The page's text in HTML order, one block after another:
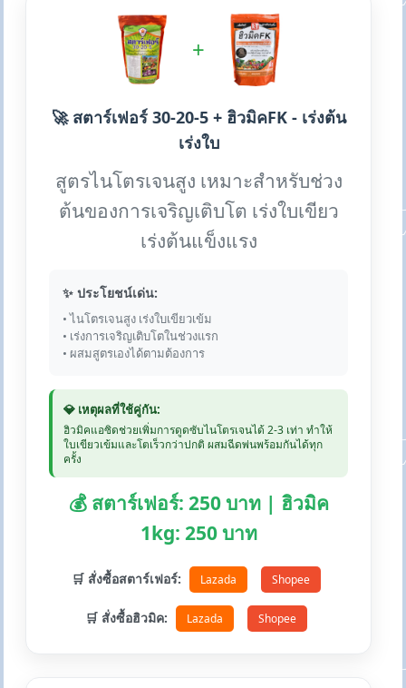
+
🚀 สตาร์เฟอร์ 30-20-5 + ฮิวมิคFK - เร่งต้น
เร่งใบ
สูตรไนโตรเจนสูง เหมาะสำหรับช่วง
ต้นของการเจริญเติบโต เร่งใบเขียว
เร่งต้นแข็งแรง
✨ ประโยชน์เด่น:
• ไนโตรเจนสูง เร่งใบเขียวเข้ม
• เร่งการเจริญเติบโตในช่วงแรก
• ผสมสูตรเองได้ตามต้องการ
💎 เหตุผลที่ใช้คู่กัน:
ฮิวมิคแอซิดช่วยเพิ่มการดูดซับไนโตรเจนได้ 2-3 เท่า ทำให้
ใบเขียวเข้มและโตเร็วกว่าปกติ ผสมฉีดพ่นพร้อมกันได้ทุก
ครั้ง
💰 สตาร์เฟอร์: 250 บาท | ฮิวมิค
1kg: 250 บาท
🛒 สั่งซื้อสตาร์เฟอร์: Lazada Shopee
🛒 สั่งซื้อฮิวมิค: Lazada Shopee